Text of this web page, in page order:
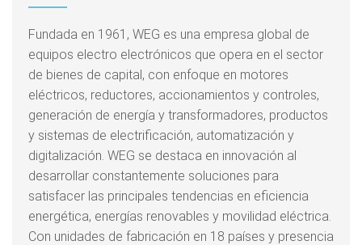
Fundada en 1961, WEG es una empresa global de
equipos electro electrónicos que opera en el sector
de bienes de capital, con enfoque en motores
eléctricos, reductores, accionamientos y controles,
generación de energía y transformadores, productos
y sistemas de electrificación, automatización y
digitalización. WEG se destaca en innovación al
desarrollar constantemente soluciones para
satisfacer las principales tendencias en eficiencia
energética, energías renovables y movilidad eléctrica.
Con unidades de fabricación en 18 países y presencia